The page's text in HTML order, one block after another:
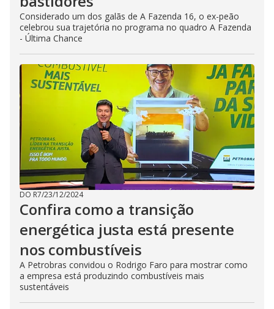
Considerado um dos galãs de A Fazenda 16, o ex-peão
celebrou sua trajetória no programa no quadro A Fazenda
- Última Chance
DO R7/23/12/2024
Confira como a transição
energética justa está presente
nos combustíveis
A Petrobras convidou o Rodrigo Faro para mostrar como
a empresa está produzindo combustíveis mais
sustentáveis